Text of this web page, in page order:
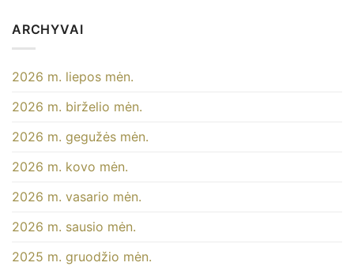
la
du
notes
pour
relaxer
avant
dormir
bejegyzéshez
ARCHYVAI
2026 m. liepos mėn.
2026 m. birželio mėn.
2026 m. gegužės mėn.
2026 m. kovo mėn.
2026 m. vasario mėn.
2026 m. sausio mėn.
2025 m. gruodžio mėn.